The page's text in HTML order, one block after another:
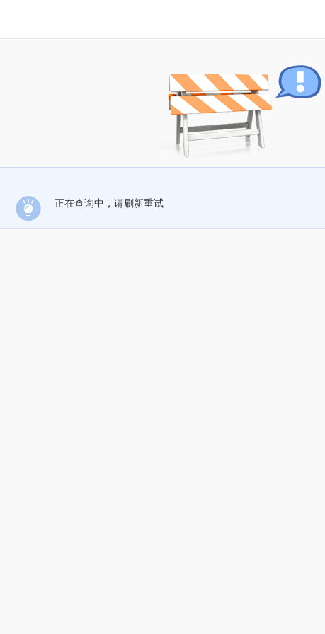
正在查询中，请刷新重试